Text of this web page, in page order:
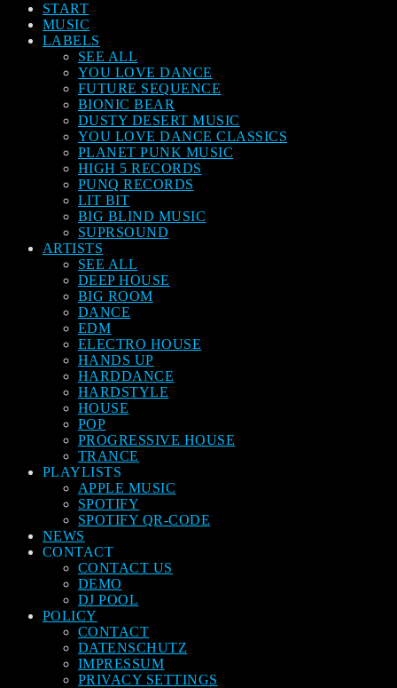
START
MUSIC
LABELS
SEE ALL
YOU LOVE DANCE
FUTURE SEQUENCE
BIONIC BEAR
DUSTY DESERT MUSIC
YOU LOVE DANCE CLASSICS
PLANET PUNK MUSIC
HIGH 5 RECORDS
PUNQ RECORDS
LIT BIT
BIG BLIND MUSIC
SUPRSOUND
ARTISTS
SEE ALL
DEEP HOUSE
BIG ROOM
DANCE
EDM
ELECTRO HOUSE
HANDS UP
HARDDANCE
HARDSTYLE
HOUSE
POP
PROGRESSIVE HOUSE
TRANCE
PLAYLISTS
APPLE MUSIC
SPOTIFY
SPOTIFY QR-CODE
NEWS
CONTACT
CONTACT US
DEMO
DJ POOL
POLICY
CONTACT
DATENSCHUTZ
IMPRESSUM
PRIVACY SETTINGS